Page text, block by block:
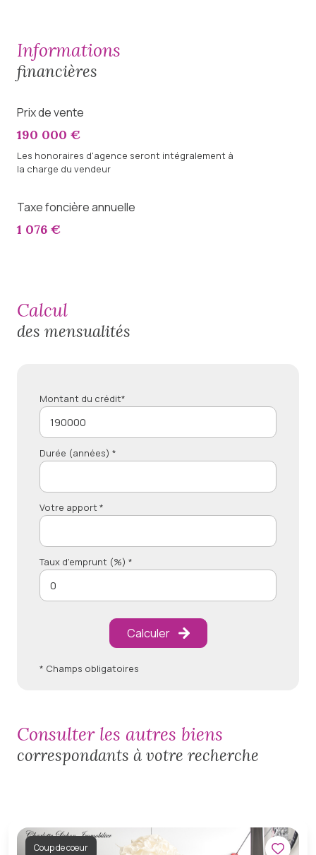
informations
financières
Prix de vente
190 000 €
Les honoraires d'agence seront intégralement à
la charge du vendeur
Taxe foncière annuelle
1 076 €
calcul
des mensualités
Montant du crédit*
Durée (années) *
Votre apport *
Taux d'emprunt (%) *
Calculer
* Champs obligatoires
consulter les autres biens
correspondants à votre recherche
Coup de coeur